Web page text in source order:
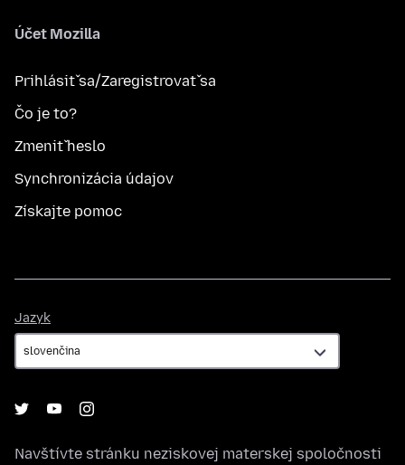
Účet Mozilla
Prihlásiť sa/Zaregistrovať sa
Čo je to?
Zmeniť heslo
Synchronizácia údajov
Získajte pomoc
Jazyk
Navštívte stránku neziskovej materskej spoločnosti